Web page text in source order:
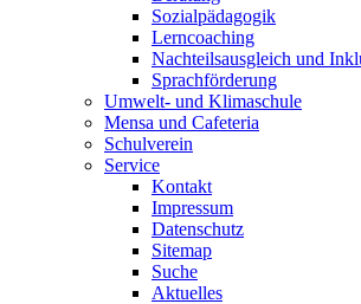
Sozialpädagogik
Lerncoaching
Nachteilsausgleich und
Sprachförderung
Umwelt- und Klimaschule
Mensa und Cafeteria
Schulverein
Service
Kontakt
Impressum
Datenschutz
Sitemap
Suche
Aktuelles